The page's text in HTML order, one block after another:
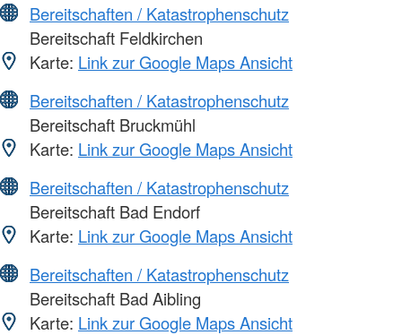
Bereitschaften / Katastrophenschutz
Bereitschaft Feldkirchen
Karte: Link zur Google Maps Ansicht
Bereitschaften / Katastrophenschutz
Bereitschaft Bruckmühl
Karte: Link zur Google Maps Ansicht
Bereitschaften / Katastrophenschutz
Bereitschaft Bad Endorf
Karte: Link zur Google Maps Ansicht
Bereitschaften / Katastrophenschutz
Bereitschaft Bad Aibling
Karte: Link zur Google Maps Ansicht